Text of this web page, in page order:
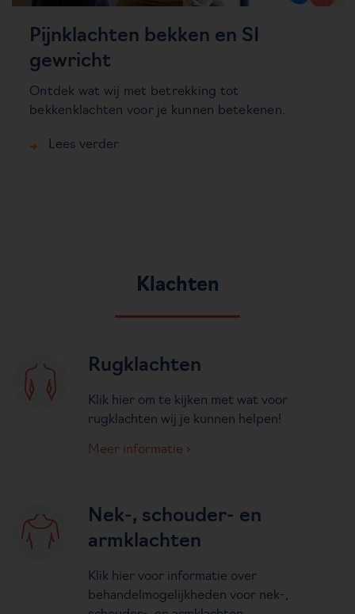
Pijnklachten bekken en SI
gewricht
Ontdek wat wij met betrekking tot
bekkenklachten voor je kunnen betekenen.
Lees verder
Klachten
Rugklachten
Klik hier om te kijken met wat voor
rugklachten wij je kunnen helpen!
Meer informatie
Nek-, schouder- en
armklachten
Klik hier voor informatie over
behandelmogelijkheden voor nek-,